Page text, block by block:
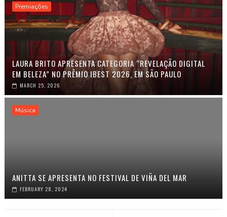
Premiações
LAURA BRITO APRESENTA CATEGORIA “REVELAÇÃO DIGITAL
EM BELEZA” NO PRÊMIO IBEST 2026, EM SÃO PAULO
MARCH 25, 2026
Música
ANITTA SE APRESENTA NO FESTIVAL DE VIÑA DEL MAR
FEBRUARY 28, 2024